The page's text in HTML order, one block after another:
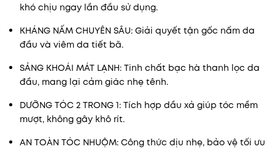
khó chịu ngay lần đầu sử dụng.
KHÁNG NẤM CHUYÊN SÂU: Giải quyết tận gốc nấm da
đầu và viêm da tiết bã.
SẢNG KHOÁI MÁT LẠNH: Tinh chất bạc hà thanh lọc da
đầu, mang lại cảm giác nhẹ tênh.
DƯỠNG TÓC 2 TRONG 1: Tích hợp dầu xả giúp tóc mềm
mượt, không gây khô rít.
AN TOÀN TÓC NHUỘM: Công thức dịu nhẹ, bảo vệ tối ưu